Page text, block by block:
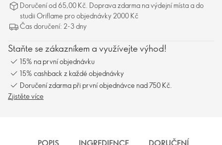
Doručení od 65,00 Kč. Doprava zdarma na výdejní místa a do
studii Oriflame pro objednávky 2000 Kč
Čas doručení: 2-3 dny
Staňte se zákazníkem a využívejte výhod!
15% na první objednávku
15% cashback z každé objednávky
Doručení zdarma při první objednávce nad 750 Kč.
Zjistěte více